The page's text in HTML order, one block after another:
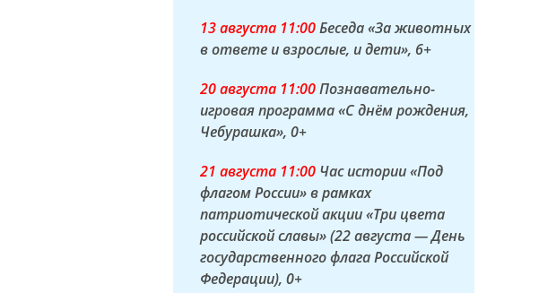
13 августа 11:00Беседа «За животных
в ответе и взрослые, и дети», 6+
20 августа 11:00Познавательно-
игровая программа «С днём рождения,
Чебурашка», 0+
21 августа 11:00 Час истории «Под
флагом России» в рамках
патриотической акции «Три цвета
российской славы» (22 августа — День
государственного флага Российской
Федерации), 0+